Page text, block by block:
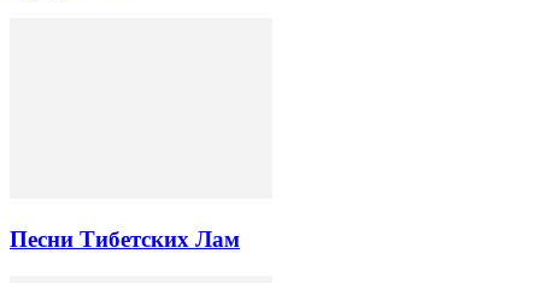
Песни Тибетских Лам